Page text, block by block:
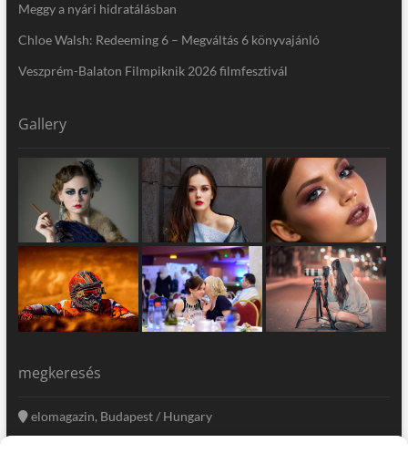
Meggy a nyári hidratálásban
Chloe Walsh: Redeeming 6 – Megváltás 6 könyvajánló
Veszprém-Balaton Filmpiknik 2026 filmfesztivál
Gallery
megkeresés
elomagazin, Budapest / Hungary